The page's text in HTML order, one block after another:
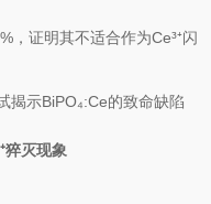
，证明其不适合作为Ce³⁺闪
⁺猝灭现象